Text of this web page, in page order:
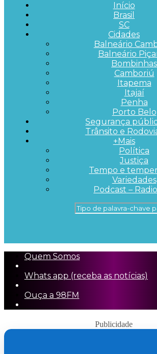
Início
Brasil
SC
Cidades
Balneário
Balneário
Bombinhas
Camboriú
Itapema
Itajaí
Penha
Porto Belo
Segurança
Trânsito e
+Mais
Política
Justiça
Tempo e
Variedades
Podcast –
Quem Somos
Whats app (receba as notícias)
Ouça a 98FM
Publicidade